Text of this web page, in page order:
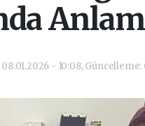
08.01.2026 - 10:08, Güncelleme: